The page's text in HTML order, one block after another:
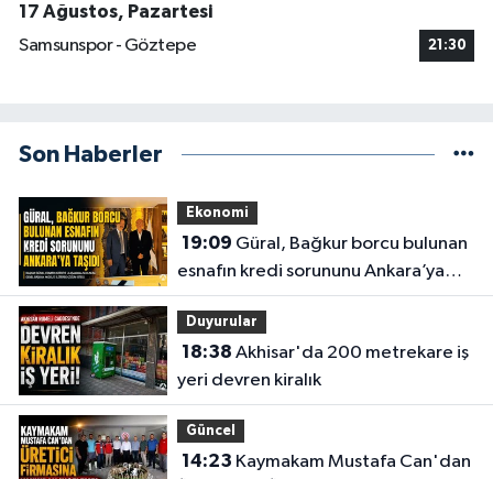
17 Ağustos, Pazartesi
Samsunspor - Göztepe
21:30
Son Haberler
Ekonomi
19:09
esnafın kredi sorununu Ankara’ya
taşıdı
Duyurular
18:38
yeri devren kiralık
Güncel
14:23